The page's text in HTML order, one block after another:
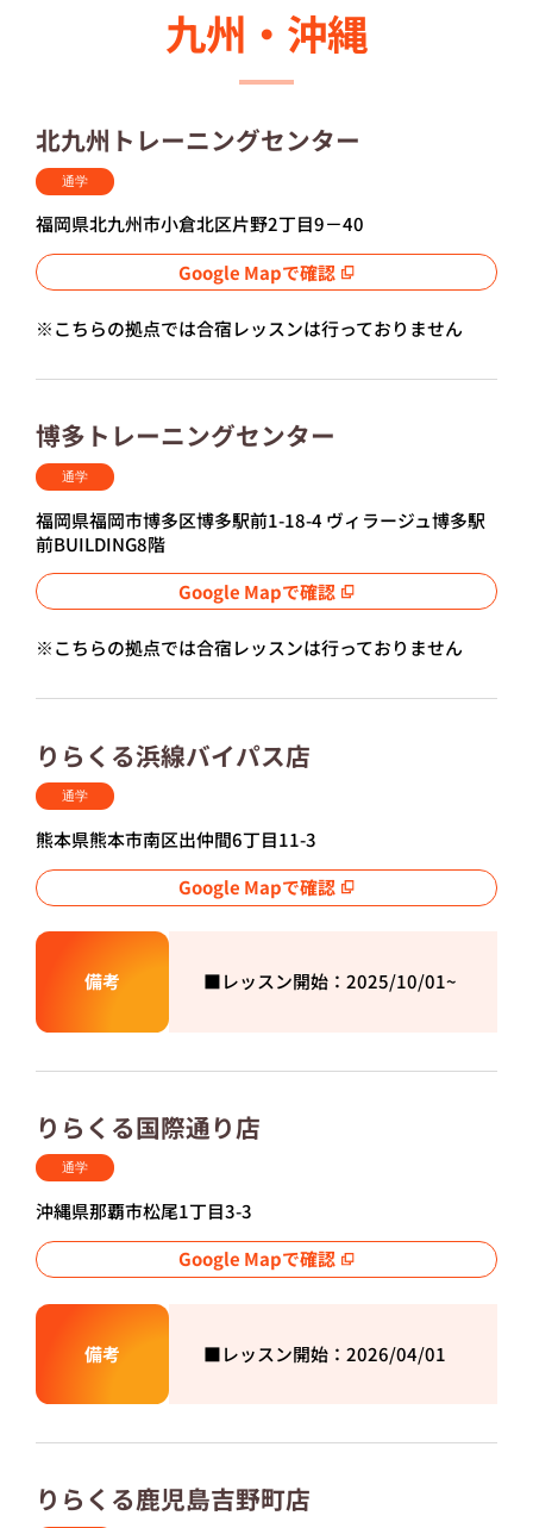
九州・沖縄
北九州トレーニングセンター
通学
福岡県北九州市小倉北区片野2丁目9－40
Google Mapで確認
※こちらの拠点では合宿レッスンは行っておりません
博多トレーニングセンター
通学
福岡県福岡市博多区博多駅前1-18-4 ヴィラージュ博多駅
前BUILDING8階
Google Mapで確認
※こちらの拠点では合宿レッスンは行っておりません
りらくる浜線バイパス店
通学
熊本県熊本市南区出仲間6丁目11-3
Google Mapで確認
備考 ■レッスン開始：2025/10/01~
りらくる国際通り店
通学
沖縄県那覇市松尾1丁目3-3
Google Mapで確認
備考 ■レッスン開始：2026/04/01
りらくる鹿児島吉野町店